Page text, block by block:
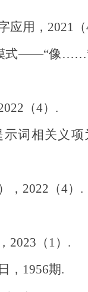
用，2021（
式——“像
（4）.
相关义项
，2022（4）.
2023（1）.
，1956期.